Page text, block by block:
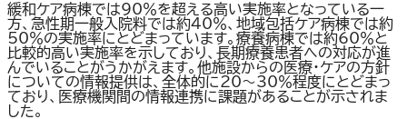
緩和ケア病棟では90％を超える高い実施率となっている一
方、急性期一般入院料では約40％、地域包括ケア病棟では約
50％の実施率にとどまっています。療養病棟では約60％と
比較的高い実施率を示しており、長期療養患者への対応が進
んでいることがうかがえます。他施設からの医療・ケアの方針
についての情報提供は、全体的に20～30％程度にとどまっ
ており、医療機関間の情報連携に課題があることが示されま
した。